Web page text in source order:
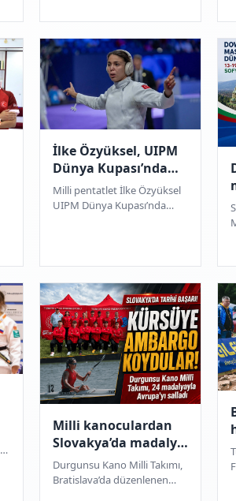
yarıştığı organizasyonda
İlke Özyüksel, UIPM
Dünya Kupası’nda
finale yükseldi
Milli pentatlet İlke Özyüksel
UIPM Dünya Kupası’nda
Milli kanoculardan
Slovakya’da madalya
yağmuru
Durgunsu Kano Milli Takımı,
Bratislava’da düzenlenen